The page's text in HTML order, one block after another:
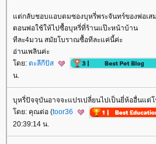
ต่กลับชอบแอบดมซองบุหรี่พระจันทร์ของพ่อเส
ตอนพ่อใช้ให้ไปซื้อบุหรี่ที่ร้านแป๊ะหน้าบ้าน
ทีละ4มวน สมัยโบราณซื้อทีละแค่นี้ค่ะ
อ่านเพลินค่ะ
ดย: ตะลีกีปัส
น.
บุหรี่ปัจจุบันอาจจะแปรเปลี่ยนไปเป็นยี่ห้ออื่นแต่โ
ดย: คุณต่อ (toor36
20:39:14 น.